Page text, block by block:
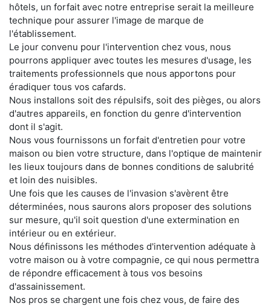
hôtels, un forfait avec notre entreprise serait la meilleure
technique pour assurer l'image de marque de
l'établissement.
Le jour convenu pour l'intervention chez vous, nous
pourrons appliquer avec toutes les mesures d'usage, les
traitements professionnels que nous apportons pour
éradiquer tous vos cafards.
Nous installons soit des répulsifs, soit des pièges, ou alors
d'autres appareils, en fonction du genre d'intervention
dont il s'agit.
Nous vous fournissons un forfait d'entretien pour votre
maison ou bien votre structure, dans l'optique de maintenir
les lieux toujours dans de bonnes conditions de salubrité
et loin des nuisibles.
Une fois que les causes de l'invasion s'avèrent être
déterminées, nous saurons alors proposer des solutions
sur mesure, qu'il soit question d'une extermination en
intérieur ou en extérieur.
Nous définissons les méthodes d'intervention adéquate à
votre maison ou à votre compagnie, ce qui nous permettra
de répondre efficacement à tous vos besoins
d'assainissement.
Nos pros se chargent une fois chez vous, de faire des